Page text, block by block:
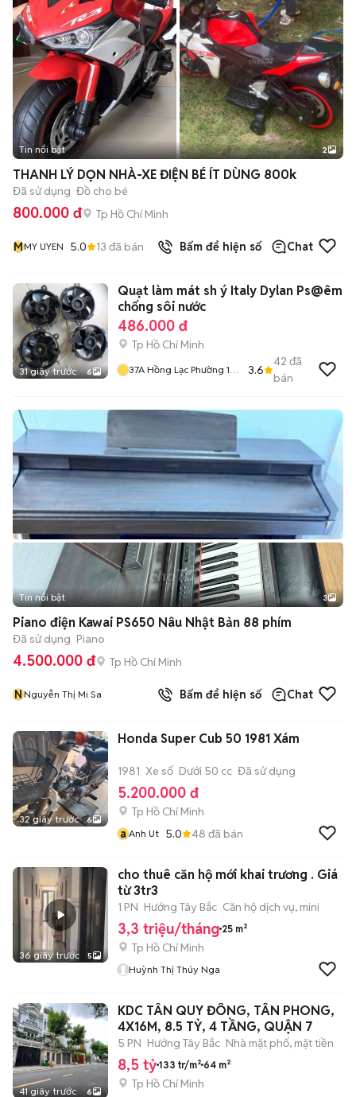
Tin nổi bật 2
THANH LÝ DỌN NHÀ-XE ĐIỆN BÉ ÍT DÙNG 800k
Đã sử dụng Đồ cho bé
800.000 đ Tp Hồ Chí Minh
MMY UYEN 5.0 13 đã bán Bấm để hiện số Chat
31 giây trước 6
Quạt làm mát sh ý Italy Dylan Ps@êm
chống sôi nước
486.000 đ
Tp Hồ Chí Minh
37A Hồng Lạc Phường 10
3.6
42 đã
bán
Tin nổi bật 3
Piano điện Kawai PS650 Nâu Nhật Bản 88 phím
Đã sử dụng Piano
4.500.000 đ Tp Hồ Chí Minh
NNguyễn Thị Mi Sa Bấm để hiện số Chat
32 giây trước 6
Honda Super Cub 50 1981 Xám
1981 Xe số Dưới 50 cc Đã sử dụng
5.200.000 đ
Tp Hồ Chí Minh
a Anh Ut 5.0 48 đã bán
36 giây trước 5
cho thuê căn hộ mới khai trương . Giá
từ 3tr3
1 PN Hướng Tây Bắc Căn hộ dịch vụ, mini
3,3 triệu/tháng 25 m²
Tp Hồ Chí Minh
Huỳnh Thị Thúy Nga
41 giây trước 6
KDC TÂN QUY ĐÔNG, TÂN PHONG,
4X16M, 8.5 TỶ, 4 TẦNG, QUẬN 7
5 PN Hướng Tây Bắc Nhà mặt phố, mặt tiền
8,5 tỷ 133 tr/m² 64 m²
Tp Hồ Chí Minh